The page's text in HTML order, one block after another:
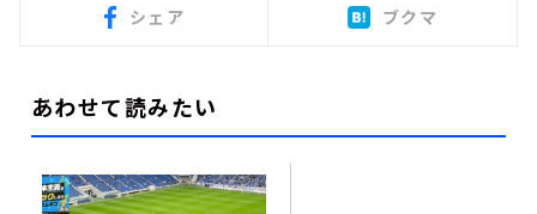
シェア ブクマ
あわせて読みたい